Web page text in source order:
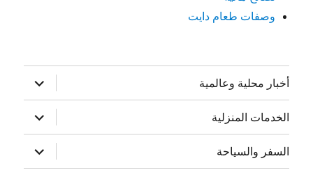
وصفات طعام دايت
أخبار محلية وعالمية
توسيع
القائمة
الفرعية
الخدمات المنزلية
توسيع
القائمة
الفرعية
السفر والسياحة
توسيع
القائمة
الفرعية